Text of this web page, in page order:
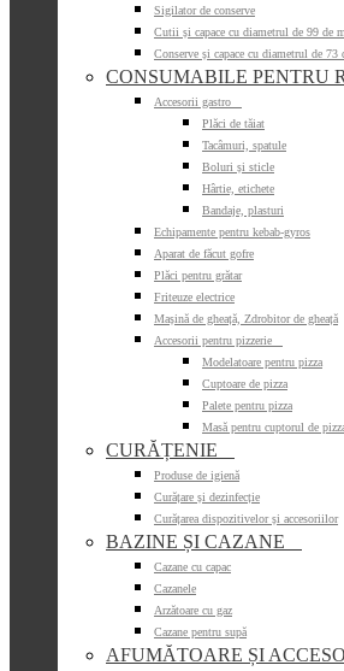
Sigilator de conserve
Cutii și capace cu diametrul de 99 de
Conserve și capace cu diametrul de
CONSUMABILE PENTRU
Accesorii gastro
Plăci de tăiat
Tacâmuri, spatule
Boluri și sticle
Hârtie, etichete
Bandaje, plasturi
Echipamente pentru kebab-gyros
Aparat de făcut gofre
Plăci pentru grătar
Friteuze electrice
Mașină de gheață, Zdrobitor de gheață
Accesorii pentru pizzerie
Modelatoare pentru pizza
Cuptoare de pizza
Palete pentru pizza
Masă pentru cuptorul de
CURĂȚENIE
Produse de igienă
Curățare și dezinfecție
Curățarea dispozitivelor și accesoriilor
BAZINE ȘI CAZANE
Cazane cu capac
Cazanele
Arzătoare cu gaz
Cazane pentru supă
AFUMĂTOARE ȘI